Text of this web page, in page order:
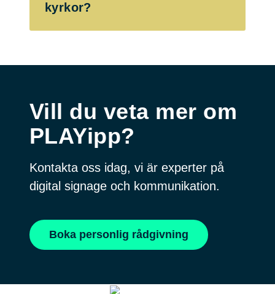
kyrkor?
Vill du veta mer om
PLAYipp?
Kontakta oss idag, vi är experter på
digital signage och kommunikation.
Boka personlig rådgivning